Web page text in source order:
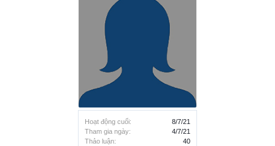
Hoạt động cuối:
8/7/21
Tham gia ngày:
4/7/21
Thảo luận:
40